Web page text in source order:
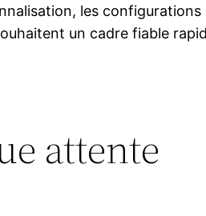
les configurations
un cadre fiable
attente